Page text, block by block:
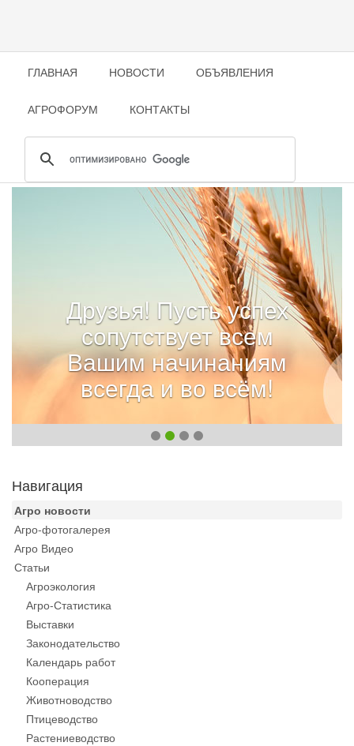
ГЛАВНАЯ НОВОСТИ ОБЪЯВЛЕНИЯ
АГРОФОРУМ КОНТАКТЫ
Друзья! Пусть успех
сопутствует всем
Вашим начинаниям
всегда и во всём!
Навигация
Агро новости
Агро-фотогалерея
Агро Видео
Статьи
Агроэкология
Агро-Статистика
Выставки
Законодательство
Календарь работ
Кооперация
Животноводство
Птицеводство
Растениеводство